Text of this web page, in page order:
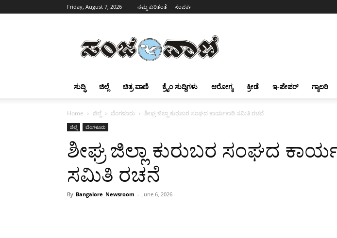
Friday, August 7, 2026 ನಮ್ಮ ಕುರಿತಂತೆ ಸಂಪರ್ಕ
ಸುದ್ಧಿ ಜಿಲ್ಲೆ ಚಿತ್ರ ವಾಣಿ ಕ್ರೈಂ ಸುದ್ದಿಗಳು ಆರೋಗ್ಯ ಕ್ರೀಡೆ ಇ-ಪೇಪರ್ ಗ್ಯಾಲರಿ
Home ಜಿಲ್ಲೆ ಬೆಂಗಳೂರು ಶೀಘ್ರ ಜಿಲ್ಲಾ ಕುರುಬರ ಸಂಘದ ಕಾರ್ಯಕಾರಿ ಸಮಿತಿ ರಚನೆ
ಜಿಲ್ಲೆ ಬೆಂಗಳೂರು
ಶೀಘ್ರ ಜಿಲ್ಲಾ ಕುರುಬರ ಸಂಘದ
ಸಮಿತಿ ರಚನೆ
By Bangalore_Newsroom - June 6, 2026